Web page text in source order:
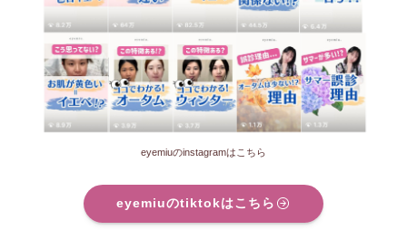
eyemiuのinstagramはこちら
eyemiuのtiktokはこちら